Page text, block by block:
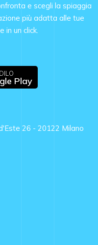
e scegli la spiaggia
più adatta alle tue
in un click.
Play
26 - 20122 Milano